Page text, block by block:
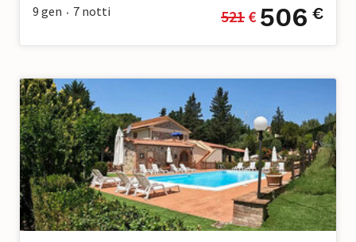
9 gen • 7 notti 521 € 506 €